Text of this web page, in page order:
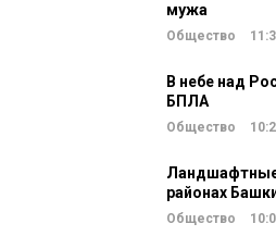
мужа
Общество
В небе над
БПЛА
Общество
районах
Общество